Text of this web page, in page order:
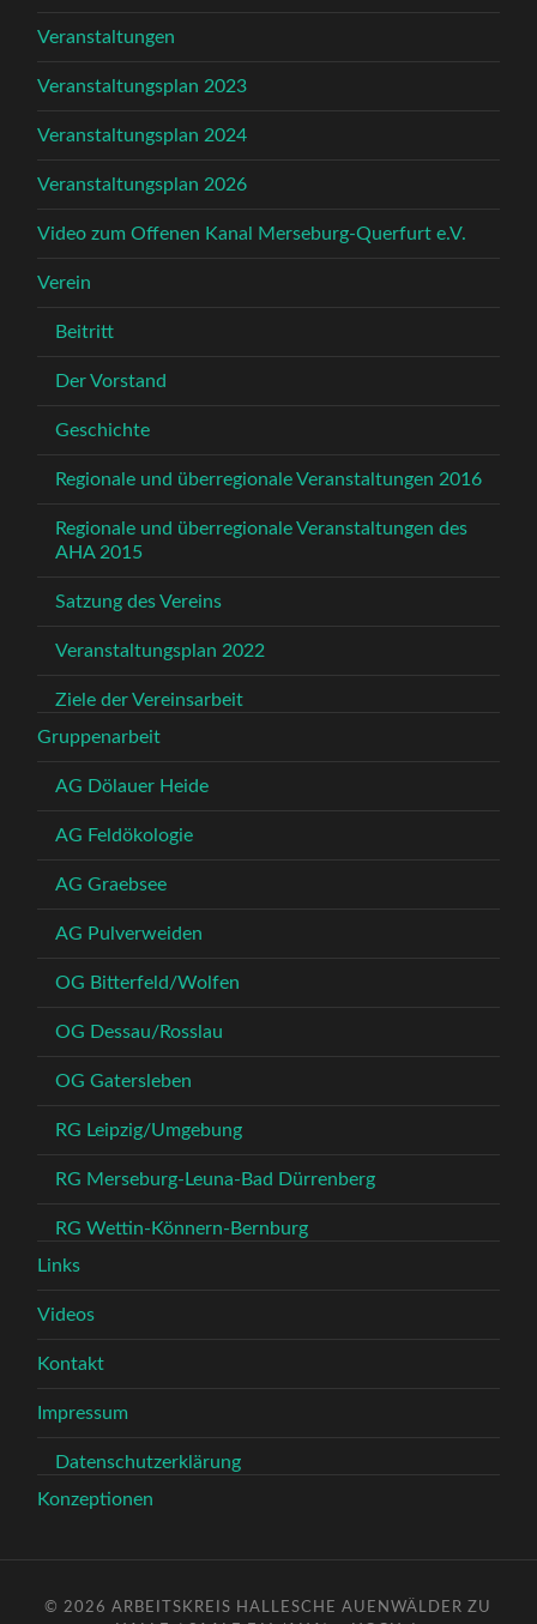
Veranstaltungen
Veranstaltungsplan 2023
Veranstaltungsplan 2024
Veranstaltungsplan 2026
Video zum Offenen Kanal Merseburg-Querfurt e.V.
Verein
Beitritt
Der Vorstand
Geschichte
Regionale und überregionale Veranstaltungen 2016
Regionale und überregionale Veranstaltungen des
AHA 2015
Satzung des Vereins
Veranstaltungsplan 2022
Ziele der Vereinsarbeit
Gruppenarbeit
AG Dölauer Heide
AG Feldökologie
AG Graebsee
AG Pulverweiden
OG Bitterfeld/Wolfen
OG Dessau/Rosslau
OG Gatersleben
RG Leipzig/Umgebung
RG Merseburg-Leuna-Bad Dürrenberg
RG Wettin-Könnern-Bernburg
Links
Videos
Kontakt
Impressum
Datenschutzerklärung
Konzeptionen
© 2026ARBEITSKREIS HALLESCHE AUENWÄLDER ZU